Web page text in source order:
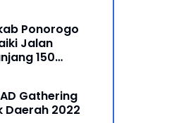
Ponorogo
Jalan
150
Gathering
Daerah 2022